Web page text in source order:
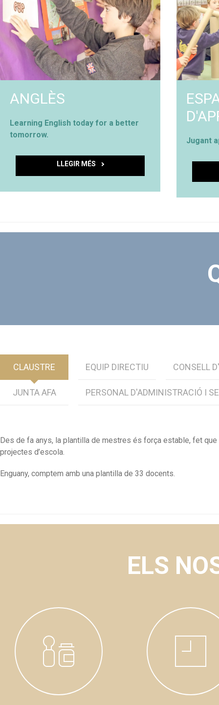
ANGLÈS
Learning English today for a better
tomorrow.
LLEGIR MÉS
Jugant
CLAUSTRE EQUIP DIRECTIU CONSELL
JUNTA AFA PERSONAL D'ADMINISTRACIÓ I
Des de fa anys, la plantilla de mestres és força estable, fet
projectes d’escola.
Enguany, comptem amb una plantilla de 33 docents.
ELS